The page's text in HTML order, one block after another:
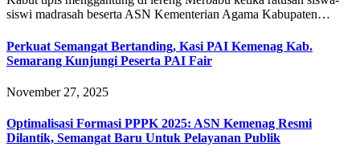
siswi madrasah beserta ASN Kementerian Agama Kabupaten…
Perkuat Semangat Bertanding, Kasi PAI Kemenag Kab.
Semarang Kunjungi Peserta PAI Fair
November 27, 2025
Optimalisasi Formasi PPPK 2025: ASN Kemenag Resmi
Dilantik, Semangat Baru Untuk Pelayanan Publik